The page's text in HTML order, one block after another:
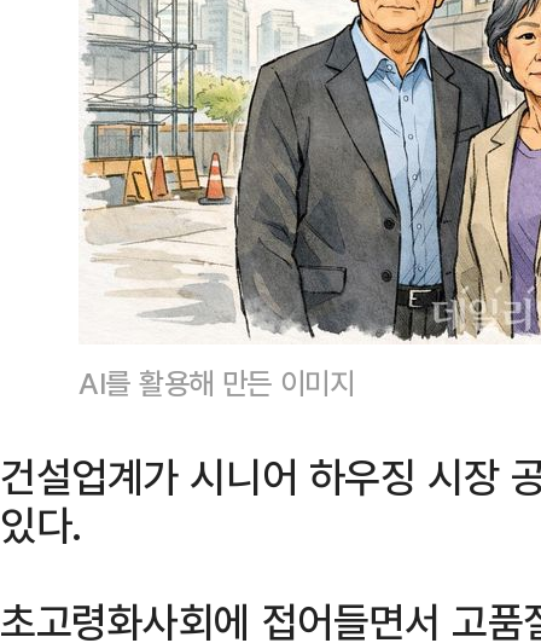
AI를 활용해 만든 이미지
건설업계가 시니어 하우징 시장
있다.
초고령화사회에 접어들면서 고